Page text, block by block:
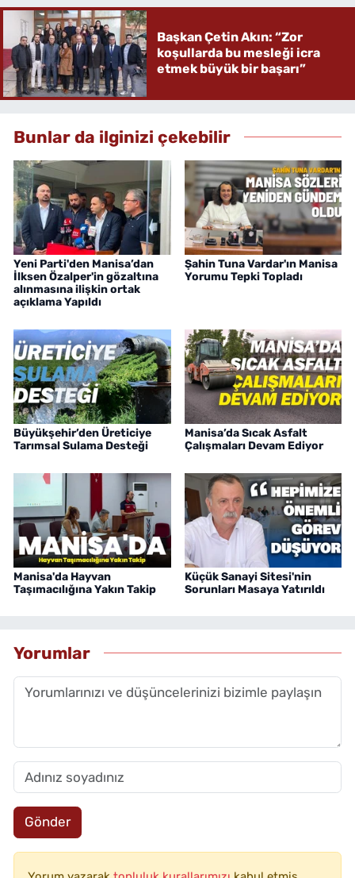
Başkan Çetin Akın: “Zor
koşullarda bu mesleği icra
etmek büyük bir başarı”
Bunlar da ilginizi çekebilir
Yeni Parti'den Manisa’dan
İlksen Özalper'in gözaltına
alınmasına ilişkin ortak
açıklama Yapıldı
Şahin Tuna Vardar'ın Manisa
Yorumu Tepki Topladı
Büyükşehir’den Üreticiye
Tarımsal Sulama Desteği
Manisa’da Sıcak Asfalt
Çalışmaları Devam Ediyor
Manisa'da Hayvan
Taşımacılığına Yakın Takip
Küçük Sanayi Sitesi'nin
Sorunları Masaya Yatırıldı
Yorumlar
Gönder